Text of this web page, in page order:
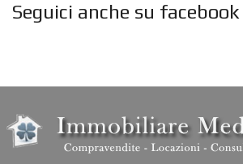
Seguici anche su facebook